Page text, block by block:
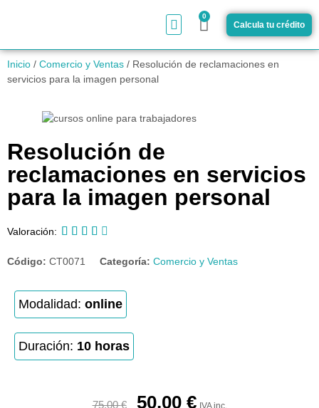
0
Calcula tu crédito
Inicio / Comercio y Ventas / Resolución de reclamaciones en
servicios para la imagen personal
Resolución de
reclamaciones en servicios
para la imagen personal
Valoración:     
Código: CT0071 Categoría: Comercio y Ventas
Modalidad: online
Duración: 10 horas
75,00€ 50,00 € IVA inc.